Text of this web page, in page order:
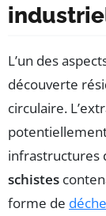
L’un des
découverte
circulaire.
infrastructures
schistes
forme de